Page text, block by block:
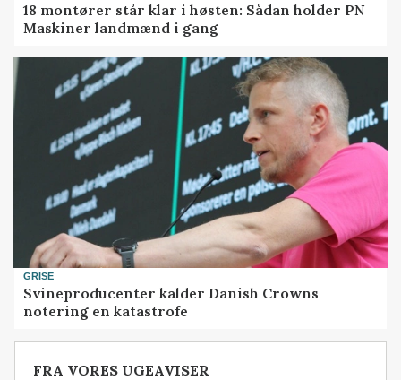
18 montører står klar i høsten: Sådan holder PN
Maskiner landmænd i gang
GRISE
Svineproducenter kalder Danish Crowns
notering en katastrofe
FRA VORES UGEAVISER